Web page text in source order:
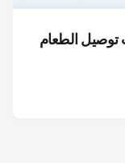
توصيل الطعام